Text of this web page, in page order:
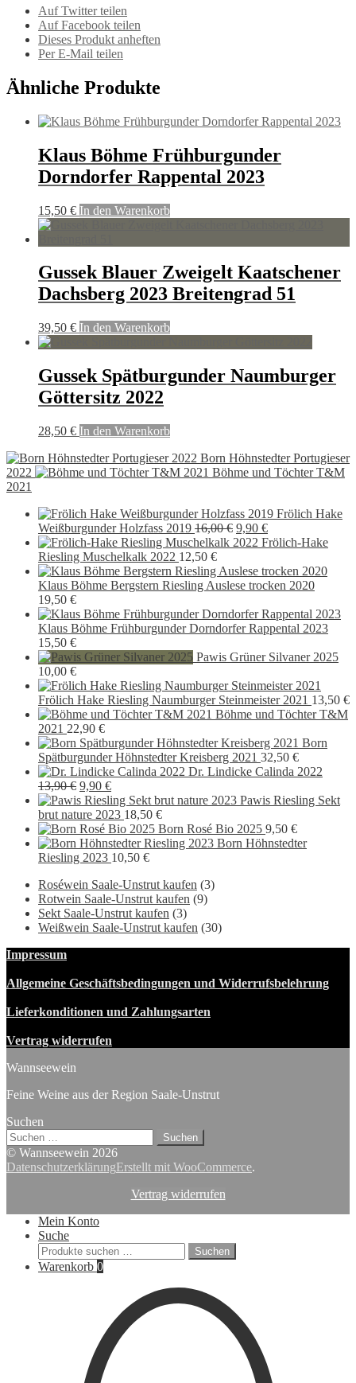
Auf Twitter teilen
Auf Facebook teilen
Dieses Produkt anheften
Per E-Mail teilen
Ähnliche Produkte
Klaus Böhme Frühburgunder
Dorndorfer Rappental 2023
15,50 € In den Warenkorb
Gussek Blauer Zweigelt Kaatschener
Dachsberg 2023 Breitengrad 51
39,50 € In den Warenkorb
Gussek Spätburgunder Naumburger
Göttersitz 2022
28,50 € In den Warenkorb
Born Höhnstedter Portugieser
2022
Böhme und Töchter T&M
2021
Frölich Hake
Weißburgunder Holzfass 2019 16,00€ Ursprünglicher
Preis
16,00 €
9,90 €Aktueller
Preis
9,90 €.
Frölich-Hake
Riesling Muschelkalk 2022 12,50 €
Klaus Böhme Bergstern Riesling Auslese trocken 2020
19,50 €
Klaus Böhme Frühburgunder Dorndorfer Rappental 2023
15,50 €
Pawis Grüner Silvaner 2025
10,00 €
Frölich Hake Riesling Naumburger Steinmeister 2021 13,50 €
Böhme und Töchter T&M
2021 22,90 €
Born
Spätburgunder Höhnstedter Kreisberg 2021 32,50 €
Dr. Lindicke Calinda 2022
13,90€ Ursprünglicher
Preis
war:
13,90 €
9,90 €Aktueller
Preis
ist:
9,90 €.
Pawis Riesling Sekt
brut nature 2023 18,50 €
Born Rosé Bio 2025 9,50 €
Born Höhnstedter
Riesling 2023 10,50 €
Roséwein Saale-Unstrut kaufen (3)
Rotwein Saale-Unstrut kaufen (9)
Sekt Saale-Unstrut kaufen (3)
Weißwein Saale-Unstrut kaufen (30)
Impressum
Allgemeine Geschäftsbedingungen und Widerrufsbelehrung
Lieferkonditionen und Zahlungsarten
Vertrag widerrufen
Wannseewein
Feine Weine aus der Region Saale-Unstrut
Suchen
Suchen
nach:
© Wannseewein 2026
DatenschutzerklärungErstellt mit WooCommerce.
Vertrag widerrufen
Mein Konto
Suche
Suchen
nach:
Suchen
Warenkorb 0